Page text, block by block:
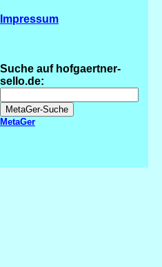
Impressum
Suche auf hofgaertner-
sello.de:
MetaGer